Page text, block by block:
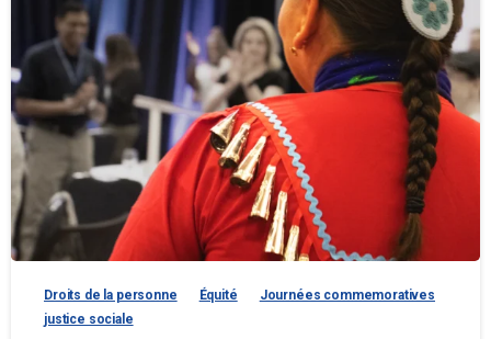
Droits de la personne Équité
Journées commemoratives
justice sociale